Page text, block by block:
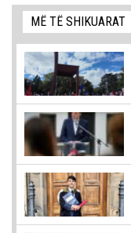
MË TË SHIKUARAT